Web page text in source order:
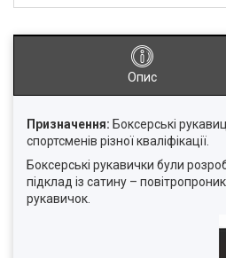
Опис
Призначення: Боксерські
спортсменів різної кваліфікації.
Боксерські рукавички були
підклад із сатину –
рукавичок.